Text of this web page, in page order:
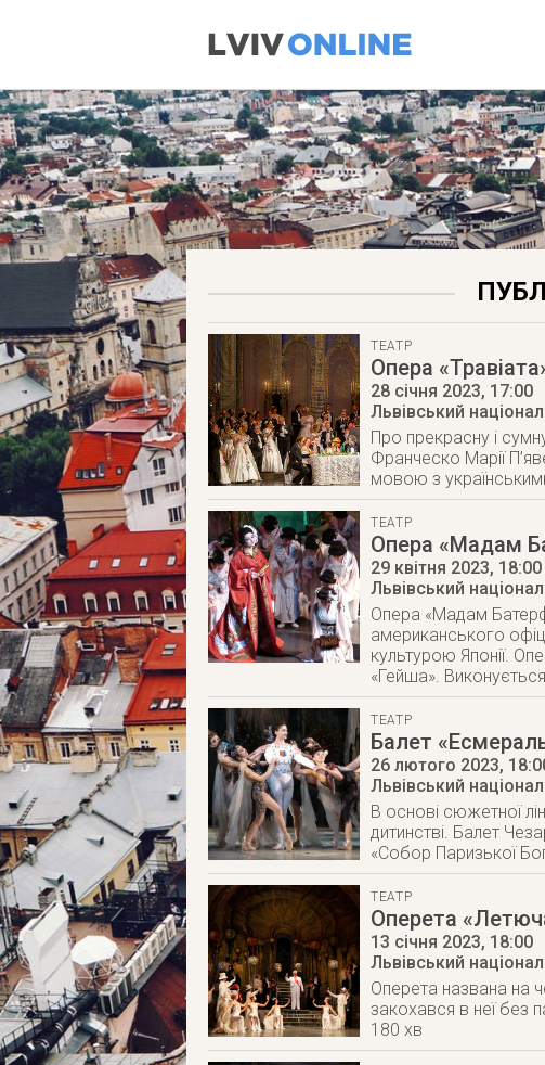
ТЕАТР
Опера
28 січня 2023, 17:00
Львівський
Про прекрасну і
Франческо Марії
мовою з
ТЕАТР
Опера «Мадам
29 квітня 2023, 18:00
Львівський
Опера «Мадам
американського
культурою Японії.
«Гейша».
ТЕАТР
Балет
26 лютого 2023,
Львівський
В основі сюжетної
дитинстві. Балет
«Собор Паризької
ТЕАТР
Оперета
13 січня 2023, 18:00
Львівський
Оперета названа на
закохався в неї без
180 хв